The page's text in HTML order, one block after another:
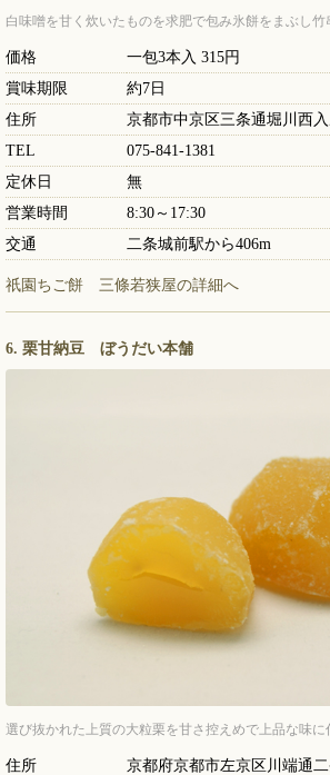
白味噌を甘く炊いたものを求肥で包み氷餅をまぶし
価格
一包3本入 315円
賞味期限
約7日
住所
京都市中京区三条通堀川西
TEL
075-841-1381
定休日
無
営業時間
8:30～17:30
交通
二条城前駅から406m
祇園ちご餅 三條若狭屋の詳細へ
6. 栗甘納豆 ぼうだい本舗
選び抜かれた上質の大粒栗を甘さ控えめで上品な味に
住所
京都府京都市左京区川端通